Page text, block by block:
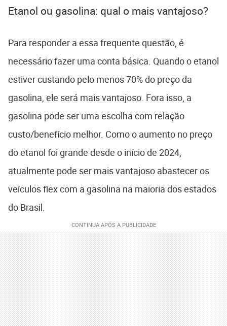
Etanol ou gasolina: qual o mais vantajoso?
Para responder a essa frequente questão, é
necessário fazer uma conta básica. Quando o etanol
estiver custando pelo menos 70% do preço da
gasolina, ele será mais vantajoso. Fora isso, a
gasolina pode ser uma escolha com relação
custo/benefício melhor. Como o aumento no preço
do etanol foi grande desde o início de 2024,
atualmente pode ser mais vantajoso abastecer os
veículos flex com a gasolina na maioria dos estados
do Brasil.